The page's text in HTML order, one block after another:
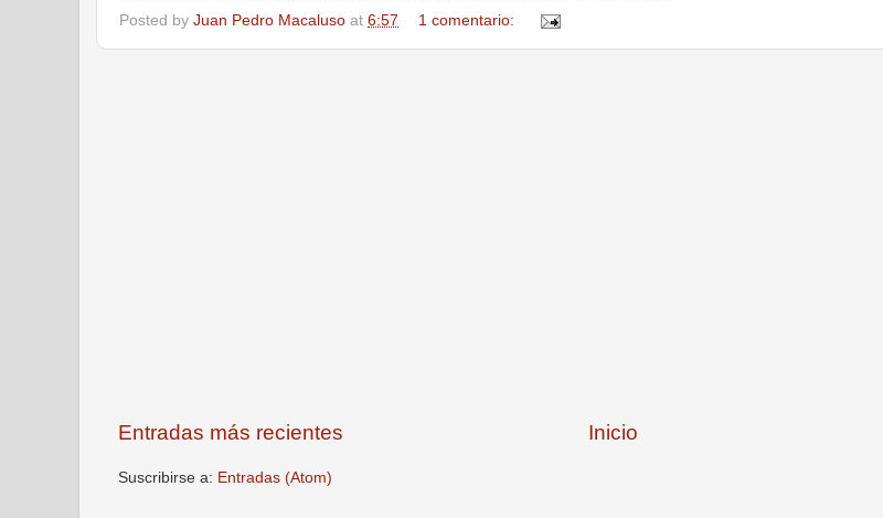
Posted by Juan Pedro Macaluso at 6:57 1 comentario:
Entradas más recientes Inicio
Suscribirse a: Entradas (Atom)